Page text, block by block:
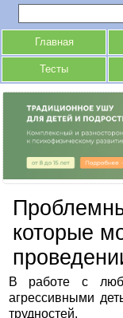
Главная
Тесты
которые
В работе с
агрессивными
трудностей.